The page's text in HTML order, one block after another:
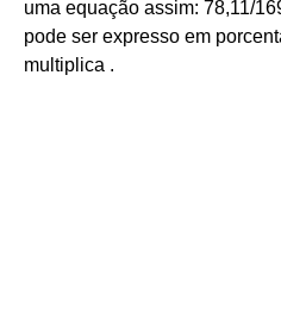
uma equação assim: 78,11/
pode ser expresso em
multiplica .